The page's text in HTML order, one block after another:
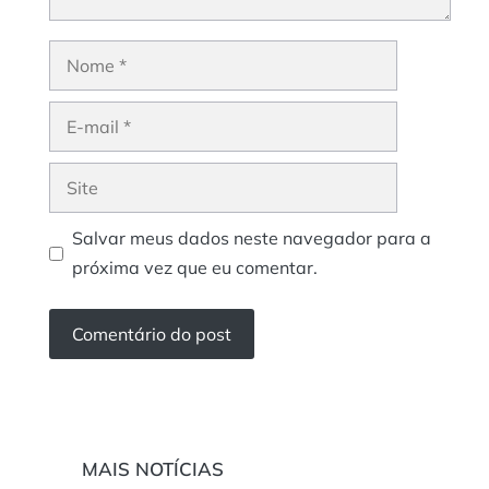
Nome
Site
Salvar meus dados neste navegador para a
próxima vez que eu comentar.
MAIS NOTÍCIAS